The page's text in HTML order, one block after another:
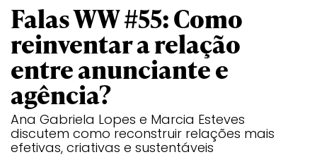
Falas WW #55: Como
reinventar a relação
entre anunciante e
agência?
Ana Gabriela Lopes e Marcia Esteves
discutem como reconstruir relações mais
efetivas, criativas e sustentáveis